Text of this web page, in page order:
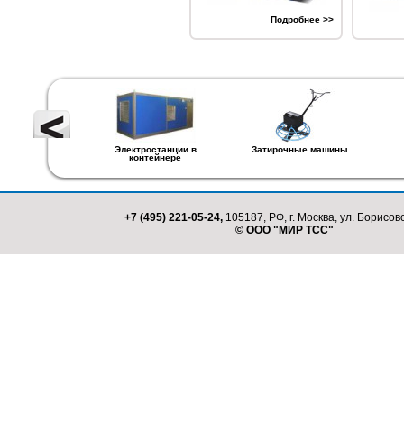
Подробнее >>
Электростанции в
контейнере
Затирочные машины
+7 (495) 221-05-24, 105187, РФ, г. Москва, ул.
© ООО "МИР ТСС"